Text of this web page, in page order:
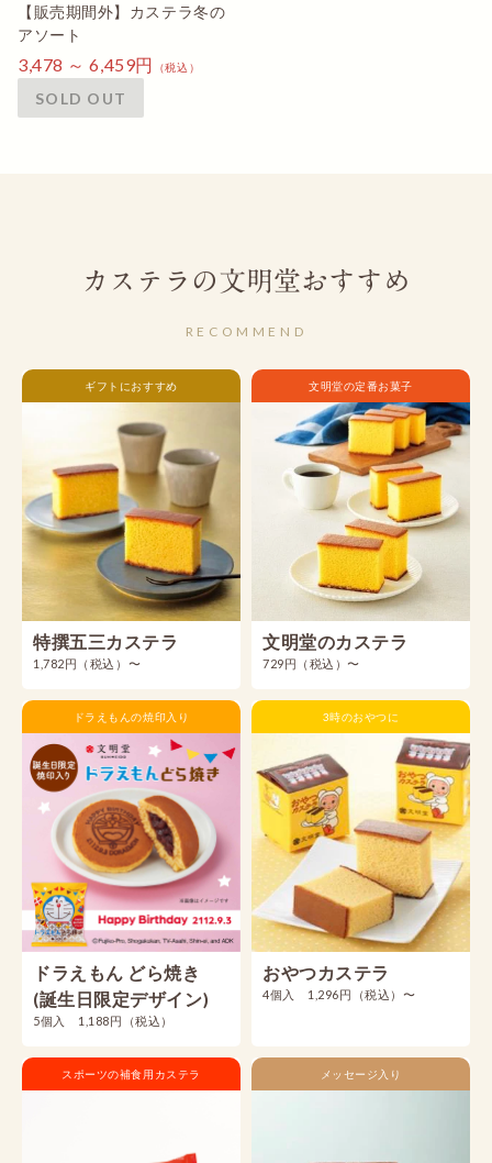
【販売期間外】カステラ冬の
アソート
3,478 ～ 6,459円 （税込）
SOLD OUT
カステラの文明堂おすすめ
RECOMMEND
ギフトにおすすめ
特撰五三カステラ
1,782円（税込）〜
文明堂の定番お菓子
文明堂のカステラ
729円（税込）〜
ドラえもんの焼印入り
ドラえもん どら焼き
(誕生日限定デザイン)
5個入 1,188円（税込）
3時のおやつに
おやつカステラ
4個入 1,296円（税込）〜
スポーツの補食用カステラ メッセージ入り